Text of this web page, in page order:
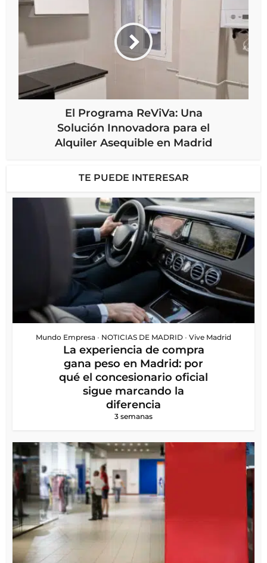
El Programa ReViVa: Una
Solución Innovadora para el
Alquiler Asequible en Madrid
TE PUEDE INTERESAR
Mundo Empresa • NOTICIAS DE MADRID • Vive Madrid
La experiencia de compra
gana peso en Madrid: por
qué el concesionario oficial
sigue marcando la
diferencia
3 semanas